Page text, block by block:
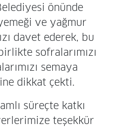
önünde
ve yağmur
davet ederek, bu
sofralarımızı
semaya
dikkat çekti.
süreçte katkı
teşekkür